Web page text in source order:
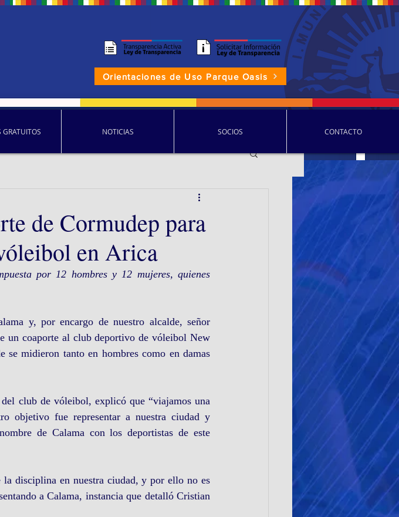
Orientaciones de Uso Parque Oasis
de Cormudep para
en Arica
por 12 hombres y 12 mujeres, quienes
y, por encargo de nuestro alcalde, señor
un coaporte al club deportivo de vóleibol New
midieron tanto en hombres como en damas
club de vóleibol, explicó que “viajamos una
objetivo fue representar a nuestra ciudad y
de Calama con los deportistas de este
la disciplina en nuestra ciudad, y por ello no es
a Calama, instancia que detalló Cristian
GRATUITOS NOTICIAS SOCIOS CONTACTO